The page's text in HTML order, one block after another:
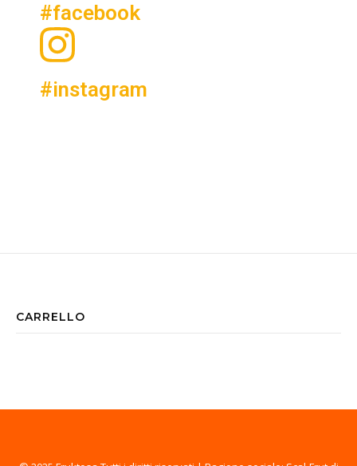
#facebook
#instagram
CARRELLO